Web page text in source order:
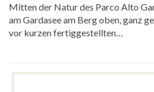
Mitten der Natur des Parco Alto
am Gardasee am Berg oben, ganz
vor kurzen fertiggestellten…